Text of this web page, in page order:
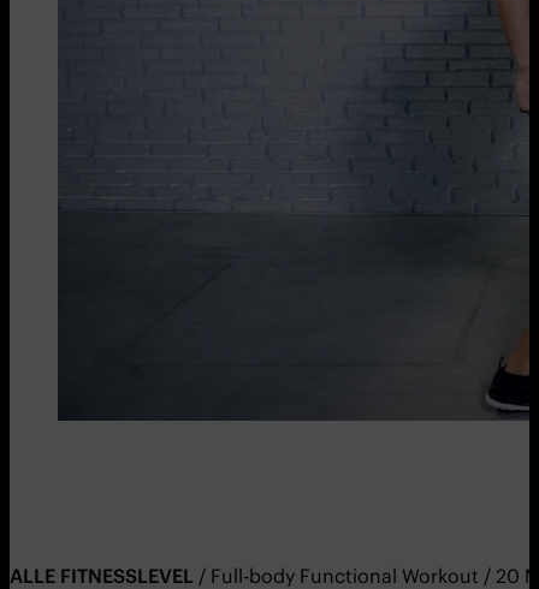
ALLE FITNESSLEVEL / Full-body Functional Workout / 20